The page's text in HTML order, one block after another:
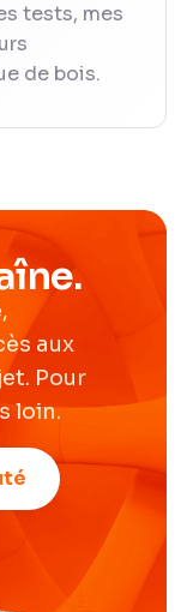
tests, mes
de bois.
aux
Pour
loin.